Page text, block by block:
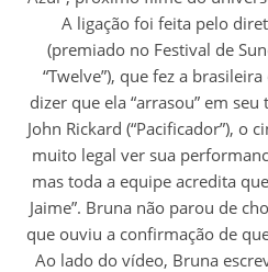
A ligação foi feita pelo
(premiado no Festival de
“Twelve”), que fez a
dizer que ela “arrasou” em
John Rickard (“Pacificador”), o
muito legal ver sua
mas toda a equipe acredita
Jaime”. Bruna não parou de
que ouviu a confirmação de
Ao lado do vídeo, Bruna